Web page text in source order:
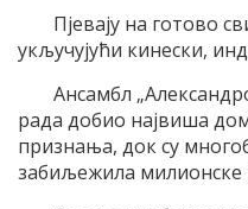
Пјевају на готово
укључујући кинески,
Ансамбл
рада добио највиша
признања, док су
забиљежила милионске